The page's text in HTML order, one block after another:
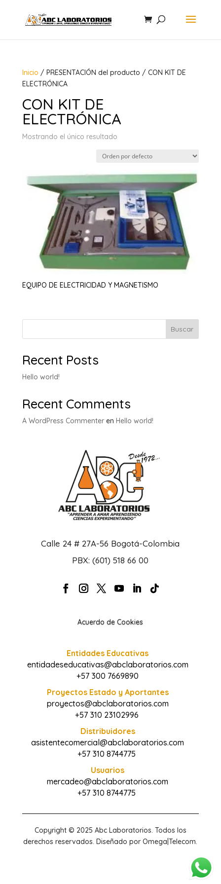
Inicio / PRESENTACIÓN del producto / CON KIT DE
ELECTRÓNICA
CON KIT DE
ELECTRÓNICA
Mostrando el único resultado
EQUIPO DE ELECTRICIDAD Y MAGNETISMO
Buscar
Recent Posts
Hello world!
Recent Comments
A WordPress Commenteren Hello world!
Calle 24 # 27A-56 Bogotá-Colombia
PBX: (601) 518 66 00
Acuerdo de Cookies
Entidades Educativas
entidadeseducativas@abclaboratorios.com
+57 300 7669890
Proyectos Estado y Aportantes
proyectos@abclaboratorios.com
+57 310 23102996
Distribuidores
asistentecomercial@abclaboratorios.com
+57 310 8744775
Usuarios
mercadeo@abclaboratorios.com
+57 310 8744775
Copyright © 2025 Abc Laboratorios. Todos los
derechos reservados. Diseñado por Omega|Telecom.